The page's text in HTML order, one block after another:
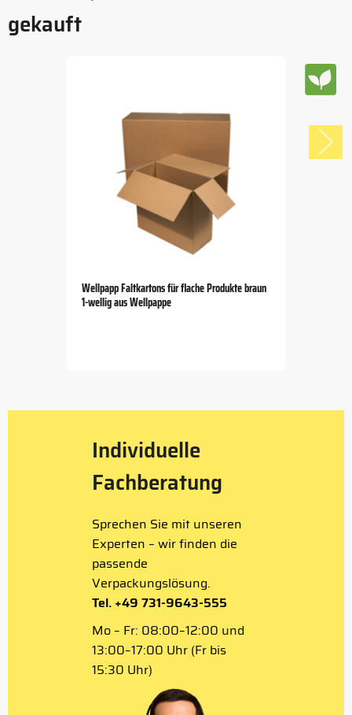
gekauft
Wellpapp Faltkartons für flache Produkte braun
1-wellig aus Wellpappe
Individuelle
Fachberatung
Sprechen Sie mit unseren
Experten – wir finden die
passende
Verpackungslösung.
Tel. +49 731-9643-555
Mo – Fr: 08:00–12:00 und
13:00–17:00 Uhr (Fr bis
15:30 Uhr)